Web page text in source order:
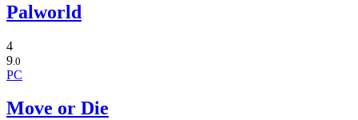
Palworld
4
9 .0
PC
Move or Die